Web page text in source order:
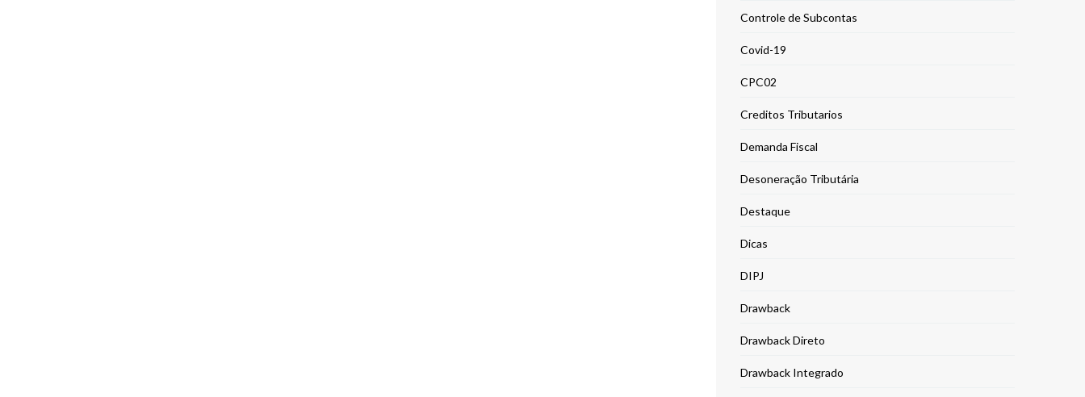
Controle de Subcontas
Covid-19
CPC02
Creditos Tributarios
Demanda Fiscal
Desoneração Tributária
Destaque
Dicas
DIPJ
Drawback
Drawback Direto
Drawback Integrado